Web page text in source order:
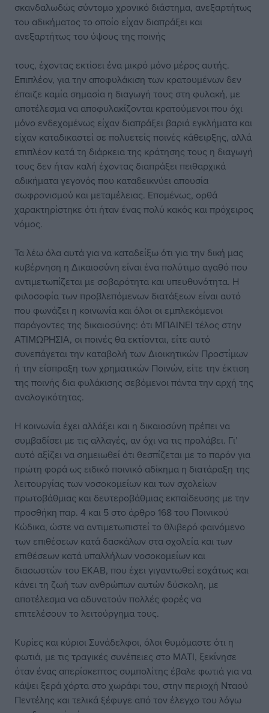
σκανδαλωδώς σύντομο χρονικό διάστημα, ανεξαρτήτως
του αδικήματος το οποίο είχαν διαπράξει και
ανεξαρτήτως του ύψους της ποινής
τους, έχοντας εκτίσει ένα μικρό μόνο μέρος αυτής.
Επιπλέον, για την αποφυλάκιση των κρατουμένων δεν
έπαιζε καμία σημασία η διαγωγή τους στη φυλακή, με
αποτέλεσμα να αποφυλακίζονται κρατούμενοι που όχι
μόνο ενδεχομένως είχαν διαπράξει βαριά εγκλήματα και
είχαν καταδικαστεί σε πολυετείς ποινές κάθειρξης, αλλά
επιπλέον κατά τη διάρκεια της κράτησης τους η διαγωγή
τους δεν ήταν καλή έχοντας διαπράξει πειθαρχικά
αδικήματα γεγονός που καταδεικνύει απουσία
σωφρονισμού και μεταμέλειας. Επομένως, ορθά
χαρακτηρίστηκε ότι ήταν ένας πολύ κακός και πρόχειρος
νόμος.
Τα λέω όλα αυτά για να καταδείξω ότι για την δική μας
κυβέρνηση η Δικαιοσύνη είναι ένα πολύτιμο αγαθό που
αντιμετωπίζεται με σοβαρότητα και υπευθυνότητα. Η
φιλοσοφία των προβλεπόμενων διατάξεων είναι αυτό
που φωνάζει η κοινωνία και όλοι οι εμπλεκόμενοι
παράγοντες της δικαιοσύνης: ότι ΜΠΑΙΝΕΙ τέλος στην
ΑΤΙΜΩΡΗΣΙΑ, οι ποινές θα εκτίονται, είτε αυτό
συνεπάγεται την καταβολή των Διοικητικών Προστίμων
ή την είσπραξη των χρηματικών Ποινών, είτε την έκτιση
της ποινής δια φυλάκισης σεβόμενοι πάντα την αρχή της
αναλογικότητας.
Η κοινωνία έχει αλλάξει και η δικαιοσύνη πρέπει να
συμβαδίσει με τις αλλαγές, αν όχι να τις προλάβει. Γι’
αυτό αξίζει να σημειωθεί ότι θεσπίζεται με το παρόν για
πρώτη φορά ως ειδικό ποινικό αδίκημα η διατάραξη της
λειτουργίας των νοσοκομείων και των σχολείων
πρωτοβάθμιας και δευτεροβάθμιας εκπαίδευσης με την
προσθήκη παρ. 4 και 5 στο άρθρο 168 του Ποινικού
Κώδικα, ώστε να αντιμετωπιστεί το θλιβερό φαινόμενο
των επιθέσεων κατά δασκάλων στα σχολεία και των
επιθέσεων κατά υπαλλήλων νοσοκομείων και
διασωστών του ΕΚΑΒ, που έχει γιγαντωθεί εσχάτως και
κάνει τη ζωή των ανθρώπων αυτών δύσκολη, με
αποτέλεσμα να αδυνατούν πολλές φορές να
επιτελέσουν το λειτούργημα τους.
Κυρίες και κύριοι Συνάδελφοι, όλοι θυμόμαστε ότι η
φωτιά, με τις τραγικές συνέπειες στο ΜΑΤΙ, ξεκίνησε
όταν ένας απερίσκεπτος συμπολίτης έβαλε φωτιά για να
κάψει ξερά χόρτα στο χωράφι του, στην περιοχή Νταού
Πεντέλης και τελικά ξέφυγε από τον έλεγχο του λόγω